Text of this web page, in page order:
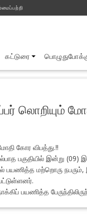
கட்டுரை
லொறியும்
கோர விபத்து.!!
பகுதியில் இன்று
பயணித்த மற்றொரு
பயணித்த